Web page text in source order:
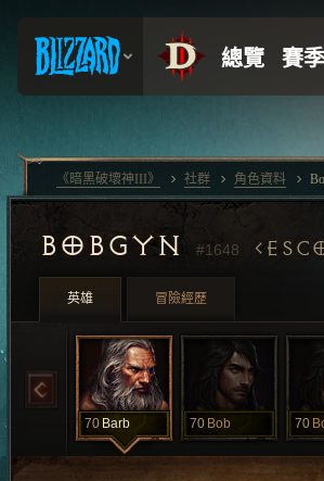
BOBGYN #1648
英雄 冒險經歷
70 Barb 70 Bob 70
《暗黑破壞神III》 社群 角色資料